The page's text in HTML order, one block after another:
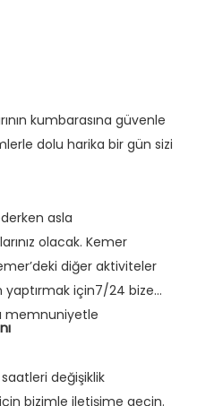
kumbarasına güvenle
dolu harika bir gün sizi
asla
olacak. Kemer
diğer aktiviteler
için7/24 bize
memnuniyetle
değişiklik
bizimle iletişime geçin.